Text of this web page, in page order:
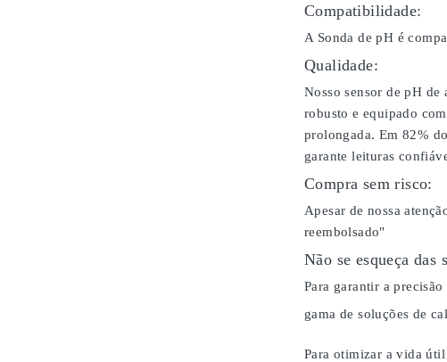
Compatibilidade:
A Sonda de pH é
Qualidade:
Nosso sensor de pH
robusto e equipado
prolongada. Em 82%
garante leituras
Compra sem risco:
Apesar de nossa
reembolsado"
Não se esqueça das
Para garantir a
gama de soluções de
Para otimizar a vida útil